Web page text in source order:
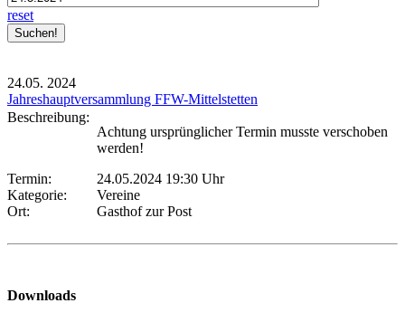
reset
24.05. 2024
Jahreshauptversammlung FFW-Mittelstetten
Beschreibung:
Achtung ursprünglicher Termin musste verschoben
werden!
Termin:
24.05.2024 19:30 Uhr
Kategorie:
Vereine
Ort:
Gasthof zur Post
Downloads